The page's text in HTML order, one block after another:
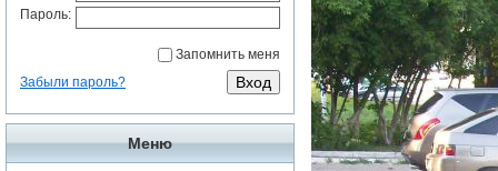
Пароль:
Запомнить меня
Забыли пароль?
Меню